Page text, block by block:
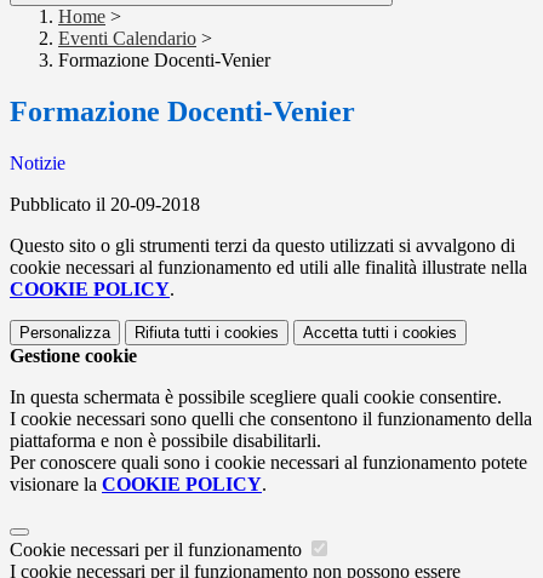
Home >
Eventi Calendario >
Formazione Docenti-Venier
Formazione Docenti-Venier
Notizie
Pubblicato il 20-09-2018
Questo sito o gli strumenti terzi da questo utilizzati si avvalgono di
cookie necessari al funzionamento ed utili alle finalità illustrate nella
COOKIE POLICY.
Personalizza Rifiuta tutti i cookies Accetta tutti i cookies
Gestione cookie
In questa schermata è possibile scegliere quali cookie consentire.
I cookie necessari sono quelli che consentono il funzionamento della
piattaforma e non è possibile disabilitarli.
Per conoscere quali sono i cookie necessari al funzionamento potete
visionare la COOKIE POLICY.
Cookie necessari per il funzionamento
I cookie necessari per il funzionamento non possono essere